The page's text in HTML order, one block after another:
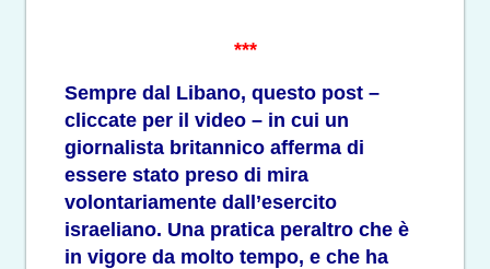
***
Sempre dal Libano, questo post –
cliccate per il video – in cui un
giornalista britannico afferma di
essere stato preso di mira
volontariamente dall’esercito
israeliano. Una pratica peraltro che è
in vigore da molto tempo, e che ha